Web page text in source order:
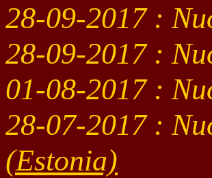
28-09-2017 :
28-09-2017 :
01-08-2017 :
28-07-2017 :
(Estonia)